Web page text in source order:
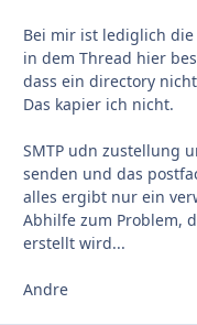
Bei mir ist lediglich
in dem Thread hier
dass ein directory
Das kapier ich nicht.
SMTP udn zustellung
senden und das
alles ergibt nur ein
Abhilfe zum Problem,
erstellt wird...
Andre